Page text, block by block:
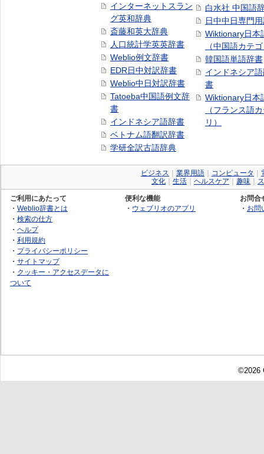
インターネットスラン
グ英和辞典
斎藤和英大辞典
人口統計学英英辞書
Weblio例文辞書
EDR日中対訳辞書
Weblio中日対訳辞書
Tatoeba中国語例文辞
書
インドネシア語辞書
ベトナム語翻訳辞書
学研全訳古語辞典
白水社 中国語
日中中日専門
Wiktionary日本
（中国語カテ
韓国語単語辞書
インドネシア
書
Wiktionary日本
（フランス語
リ）
ビジネス 業界用語 コンピュータ
文化
生活 ヘルスケア 趣味
ご利用にあたって
・ Weblio辞書とは
・ 検索の仕方
・ ヘルプ
・ 利用規約
・ プライバシーポリシー
・ サイトマップ
・ クッキー・アクセスデータに
ついて
便利な機能
・ ウェブリオのアプリ
お問合
・ お問
©2026